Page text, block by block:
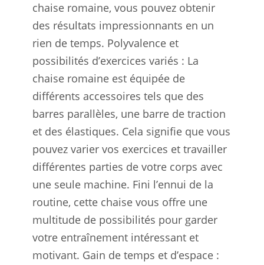
chaise romaine, vous pouvez obtenir
des résultats impressionnants en un
rien de temps. Polyvalence et
possibilités d’exercices variés : La
chaise romaine est équipée de
différents accessoires tels que des
barres parallèles, une barre de traction
et des élastiques. Cela signifie que vous
pouvez varier vos exercices et travailler
différentes parties de votre corps avec
une seule machine. Fini l’ennui de la
routine, cette chaise vous offre une
multitude de possibilités pour garder
votre entraînement intéressant et
motivant. Gain de temps et d’espace :